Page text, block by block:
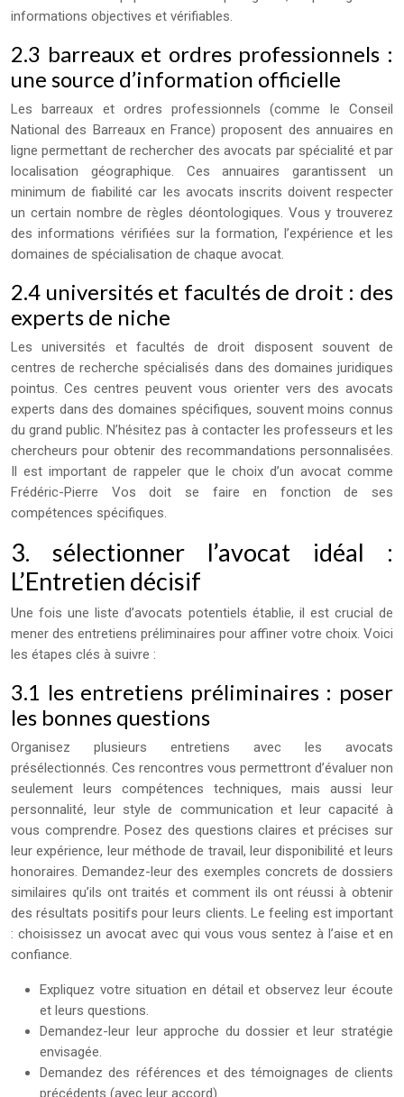
informations objectives et vérifiables.
2.3 barreaux et ordres professionnels :
une source d’information officielle
Les barreaux et ordres professionnels (comme le Conseil
National des Barreaux en France) proposent des annuaires en
ligne permettant de rechercher des avocats par spécialité et par
localisation géographique. Ces annuaires garantissent un
minimum de fiabilité car les avocats inscrits doivent respecter
un certain nombre de règles déontologiques. Vous y trouverez
des informations vérifiées sur la formation, l’expérience et les
domaines de spécialisation de chaque avocat.
2.4 universités et facultés de droit : des
experts de niche
Les universités et facultés de droit disposent souvent de
centres de recherche spécialisés dans des domaines juridiques
pointus. Ces centres peuvent vous orienter vers des avocats
experts dans des domaines spécifiques, souvent moins connus
du grand public. N’hésitez pas à contacter les professeurs et les
chercheurs pour obtenir des recommandations personnalisées.
Il est important de rappeler que le choix d’un avocat comme
Frédéric-Pierre Vos doit se faire en fonction de ses
compétences spécifiques.
3. sélectionner l’avocat idéal :
L’Entretien décisif
Une fois une liste d’avocats potentiels établie, il est crucial de
mener des entretiens préliminaires pour affiner votre choix. Voici
les étapes clés à suivre :
3.1 les entretiens préliminaires : poser
les bonnes questions
Organisez plusieurs entretiens avec les avocats
présélectionnés. Ces rencontres vous permettront d’évaluer non
seulement leurs compétences techniques, mais aussi leur
personnalité, leur style de communication et leur capacité à
vous comprendre. Posez des questions claires et précises sur
leur expérience, leur méthode de travail, leur disponibilité et leurs
honoraires. Demandez-leur des exemples concrets de dossiers
similaires qu’ils ont traités et comment ils ont réussi à obtenir
des résultats positifs pour leurs clients. Le feeling est important
: choisissez un avocat avec qui vous vous sentez à l’aise et en
confiance.
Expliquez votre situation en détail et observez leur écoute
et leurs questions.
Demandez-leur leur approche du dossier et leur stratégie
envisagée.
Demandez des références et des témoignages de clients
précédents (avec leur accord).